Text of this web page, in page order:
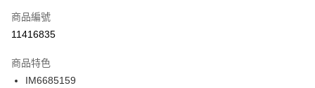
【「AFTEE先享後付」結帳流程】
１．於結帳方式選擇「AFTEE先享後付」後，將跳轉至「AFTEE先享後付」
２．訂單成立數日內，您將收到繳費通知簡訊。
３．收到繳費通知簡訊後14天內，點擊此簡訊中的連結，可透過四大超商／
ATM／網路銀行／等多元方式進行付款，方視為交易完成。
宅配
每筆NT$100，滿NT$1,500(含以上)免運費
付款後門市自取
每筆NT$100，滿NT$1,500(含以上)免運費
商品編號
11416835
商品特色
IM6685159